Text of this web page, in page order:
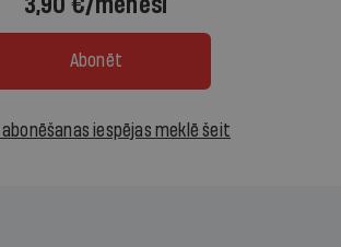
Abonēt
iespējas meklē šeit